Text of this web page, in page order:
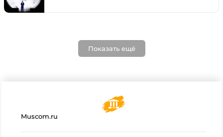
Показать ещё
Muscom.ru